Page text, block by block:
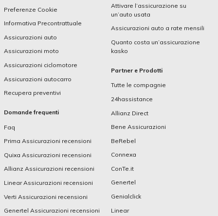
Preferenze Cookie
Informativa Precontrattuale
Assicurazioni auto
Assicurazioni moto
Assicurazioni ciclomotore
Assicurazioni autocarro
Recupera preventivi
Domande frequenti
Faq
Prima Assicurazioni recensioni
Quixa Assicurazioni recensioni
Allianz Assicurazioni recensioni
Linear Assicurazioni recensioni
Verti Assicurazioni recensioni
Genertel Assicurazioni recensioni
Attivare l’assicurazione su
un’auto usata
Assicurazioni auto a rate mensili
Quanto costa un’assicurazione
kasko
Partner e Prodotti
Tutte le compagnie
24hassistance
Allianz Direct
Bene Assicurazioni
BeRebel
Connexa
ConTe.it
Genertel
Genialclick
Linear